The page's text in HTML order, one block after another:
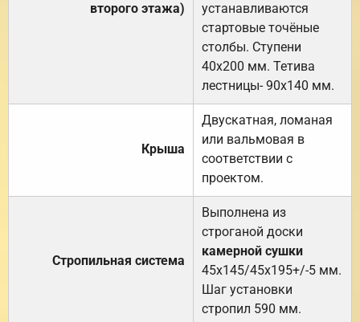
второго этажа)
устанавливаются
стартовые точёные
столбы. Ступени
40х200 мм. Тетива
лестницы- 90х140 мм.
Крыша
Двускатная, ломаная
или вальмовая в
соответствии с
проектом.
Стропильная система
Выполнена из
строганой доски
камерной сушки
45х145/45х195+/-5 мм.
Шаг установки
стропил 590 мм.